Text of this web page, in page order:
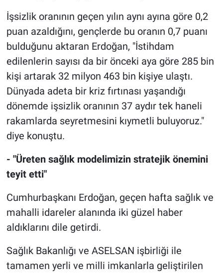
İşsizlik oranının geçen yılın aynı ayına göre 0,2
puan azaldığını, gençlerde bu oranın 0,7 puanı
bulduğunu aktaran Erdoğan, "İstihdam
edilenlerin sayısı da bir önceki aya göre 285 bin
kişi artarak 32 milyon 463 bin kişiye ulaştı.
Dünyada adeta bir kriz fırtınası yaşandığı
dönemde işsizlik oranının 37 aydır tek haneli
rakamlarda seyretmesini kıymetli buluyoruz."
diye konuştu.
- "Üreten sağlık modelimizin stratejik önemini
teyit etti"
Cumhurbaşkanı Erdoğan, geçen hafta sağlık ve
mahalli idareler alanında iki güzel haber
aldıklarını dile getirdi.
Sağlık Bakanlığı ve ASELSAN işbirliği ile
tamamen yerli ve milli imkanlarla geliştirilen